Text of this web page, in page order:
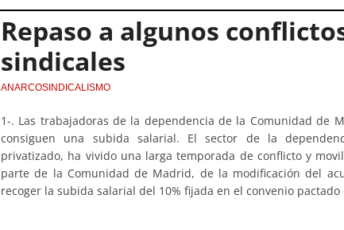
Repaso a algunos
sindicales
ANARCOSINDICALISMO
1-. Las trabajadoras de la dependencia de la Comunidad de
consiguen una subida salarial. El sector de la
privatizado, ha vivido una larga temporada de conflicto y
parte de la Comunidad de Madrid, de la modificación del
recoger la subida salarial del 10% fijada en el convenio pactado